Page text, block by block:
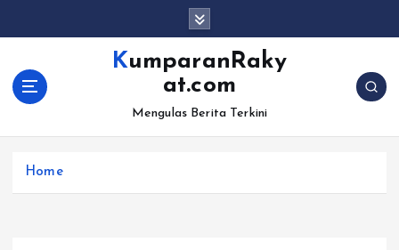
KumparanRaky
at.com
Mengulas Berita Terkini
Home